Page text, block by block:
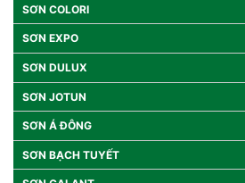
SƠN COLORI
SƠN EXPO
SƠN DULUX
SƠN JOTUN
SƠN Á ĐÔNG
SƠN BẠCH TUYẾT